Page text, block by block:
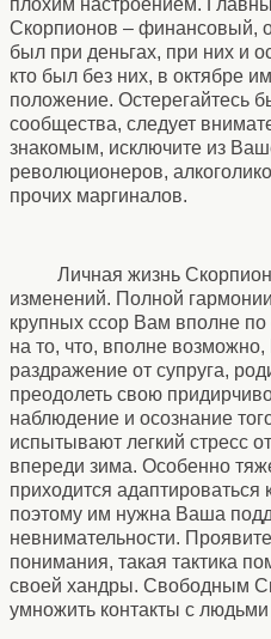
плохим настроением.
Скорпионов – финансовый,
был при деньгах, при них и
кто был без них, в октябре
положение. Остерегайтесь
сообщества, следует
знакомым, исключите из
революционеров,
прочих маргиналов.
Личная жизнь
изменений. Полной
крупных ссор Вам вполне
на то, что, вполне
раздражение от супруга,
преодолеть свою
наблюдение и осознание
испытывают легкий стресс
впереди зима. Особенно
приходится
поэтому им нужна Ваша
невнимательности.
понимания, такая тактика
своей хандры. Свободным
умножить контакты с